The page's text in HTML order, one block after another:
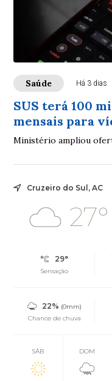
Saúde Há 3 dias
SUS terá 100
mensais para
Ministério ampliou
Cruzeiro do Sul, AC
27°
29°
Sensação
22% (0mm)
Chance de chuva
SÁB DOM